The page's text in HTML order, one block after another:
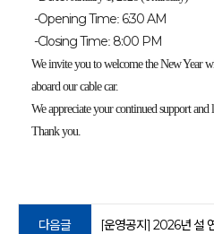
-Opening Time: 6:30 AM
-Closing Time: 8:00 PM
We invite you to welcome the New Year
aboard our cable car.
We appreciate your continued support
Thank you.
다음글 [운영공지] 2026년 설